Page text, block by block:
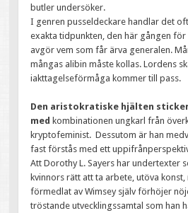
butler undersöker.
I genren pusseldeckare handlar det
exakta tidpunkten, den här gången
avgör vem som får ärva generalen.
mångas alibin måste kollas. Lordens
iakttagelseförmåga kommer till pass.
Den aristokratiske hjälten
med kombinationen ungkarl från
kryptofeminist. Dessutom är han
fast förstås med ett
Att Dorothy L. Sayers har undertexter
kvinnors rätt att ta arbete, utöva
förmedlat av Wimsey själv förhöjer
tröstande utvecklingssamtal som han